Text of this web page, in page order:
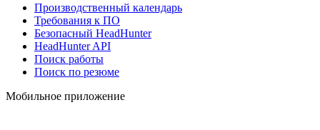
Производственный календарь
Требования к ПО
Безопасный HeadHunter
HeadHunter API
Поиск работы
Поиск по резюме
Мобильное приложение